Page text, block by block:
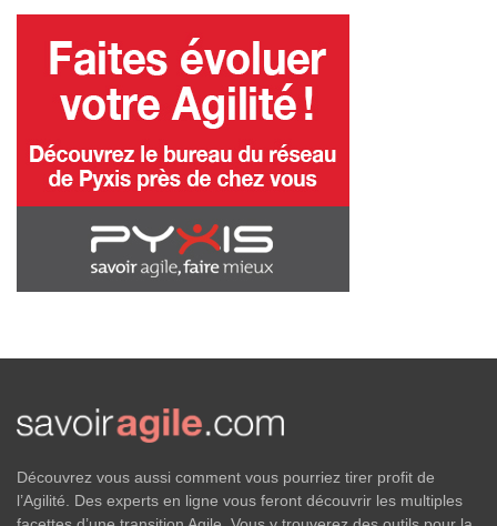
Découvrez vous aussi comment vous pourriez tirer profit de
l’Agilité. Des experts en ligne vous feront découvrir les multiples